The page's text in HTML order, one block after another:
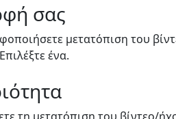
σας
μετατόπιση του
ένα.